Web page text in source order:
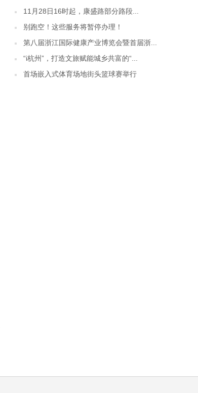
11月28日16时起，康盛路部分路段...
别跑空！这些服务将暂停办理！
第八届浙江国际健康产业博览会暨首届浙...
“i杭州”，打造文旅赋能城乡共富的“...
首场嵌入式体育场地街头篮球赛举行